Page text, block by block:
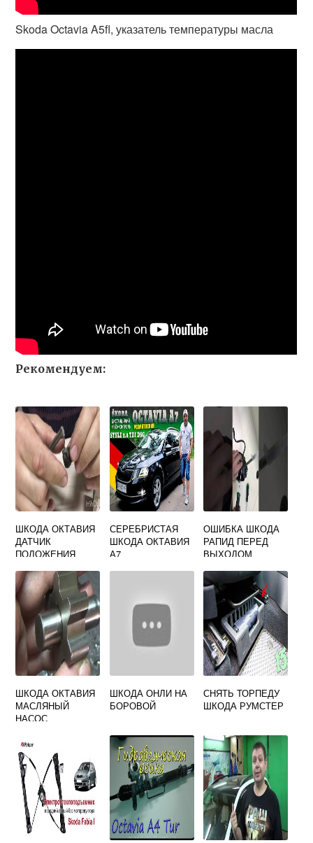
Skoda Octavia A5fl, указатель температуры масла
Рекомендуем:
ШКОДА ОКТАВИЯ
ДАТЧИК
ПОЛОЖЕНИЯ
СЕРЕБРИСТАЯ
ШКОДА ОКТАВИЯ
А7
ОШИБКА ШКОДА
РАПИД ПЕРЕД
ВЫХОДОМ
СЕЛЕКТОР Р
ШКОДА ОКТАВИЯ
МАСЛЯНЫЙ
НАСОС
ШКОДА ОНЛИ НА
БОРОВОЙ
СНЯТЬ ТОРПЕДУ
ШКОДА РУМСТЕР